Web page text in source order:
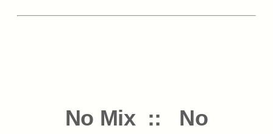
No Mix :: No